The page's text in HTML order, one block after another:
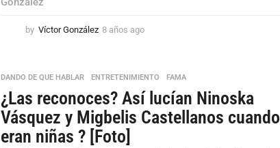
by Víctor González 8 años ago
s
a
o
DANDO DE QUE HABLAR ,ENTRETENIMIENTO ,FAMA
¿Las reconoces? Así lucían Ninoska
Vásquez y Migbelis Castellanos cuando
eran niñas ? [Foto]